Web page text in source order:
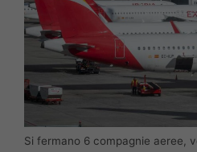
Si fermano 6 compagnie aeree,